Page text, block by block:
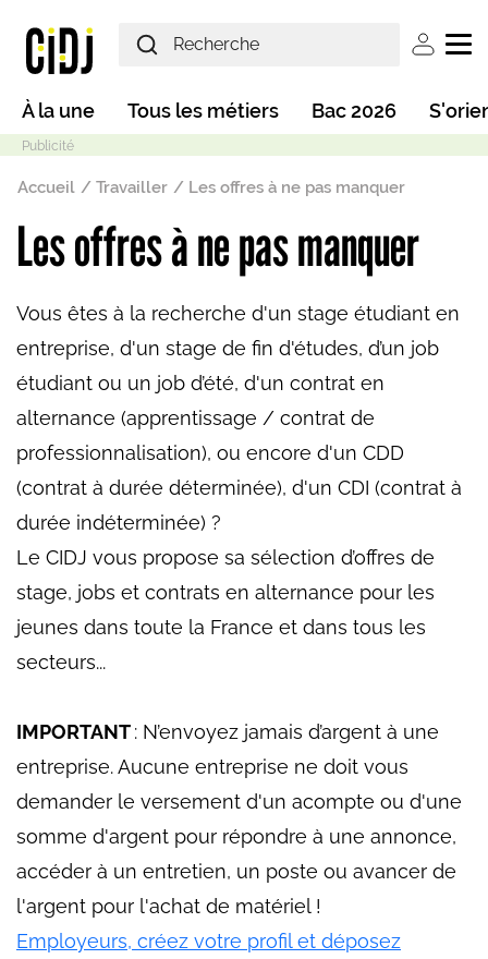
User
Main navigation
À la une Tous les métiers Bac 2026
Fil d'Ariane
Accueil Travailler Les offres à ne pas manquer
Les offres à ne pas manquer
Vous êtes à la recherche d'un stage étudiant en
entreprise, d'un stage de fin d'études, d’un job
étudiant ou un job d’été, d'un contrat en
alternance (apprentissage / contrat de
professionnalisation), ou encore d'un CDD
(contrat à durée déterminée), d'un CDI (contrat à
durée indéterminée) ?
Le CIDJ vous propose sa sélection d’offres de
stage, jobs et contrats en alternance pour les
jeunes dans toute la France et dans tous les
secteurs...
IMPORTANT: N’envoyez jamais d’argent à une
entreprise. Aucune entreprise ne doit vous
demander le versement d'un acompte ou d'une
somme d'argent pour répondre à une annonce,
accéder à un entretien, un poste ou avancer de
l'argent pour l'achat de matériel !
Employeurs, créez votre profil et déposez